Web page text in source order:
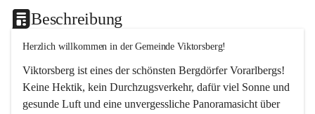
Beschreibung
Herzlich willkommen in der Gemeinde Viktorsberg!
Viktorsberg ist eines der schönsten Bergdörfer Vorarlbergs!
Keine Hektik, kein Durchzugsverkehr, dafür viel Sonne und
gesunde Luft und eine unvergessliche Panoramasicht über